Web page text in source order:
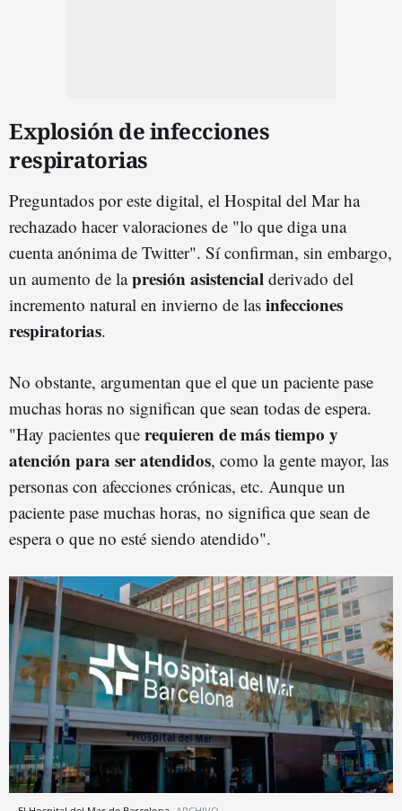
Explosión de infecciones
respiratorias
Preguntados por este digital, el Hospital del Mar ha
rechazado hacer valoraciones de "lo que diga una
cuenta anónima de Twitter". Sí confirman, sin embargo,
un aumento de lapresión asistencial derivado del
incremento natural en invierno de las infecciones
respiratorias.
No obstante, argumentan que el que un paciente pase
muchas horas no significan que sean todas de espera.
"Hay pacientes que requieren de más tiempo y
atención para ser atendidos, como la gente mayor, las
personas con afecciones crónicas, etc. Aunque un
paciente pase muchas horas, no significa que sean de
espera o que no esté siendo atendido".